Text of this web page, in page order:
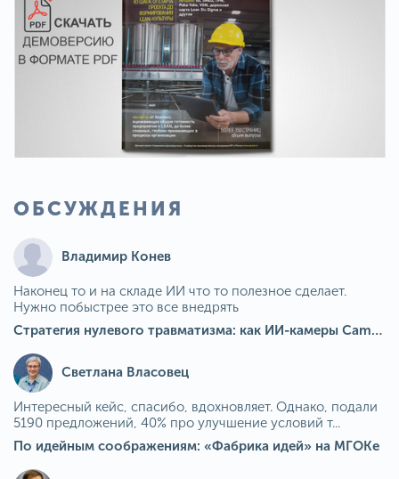
ОБСУЖДЕНИЯ
Владимир Конев
Наконец то и на складе ИИ что то полезное сделает.
Нужно побыстрее это все внедрять
Стратегия нулевого травматизма: как ИИ-камеры Camkord снижают риск наезда на пешехода при работе на погрузчике
Светлана Власовец
Интересный кейс, спасибо, вдохновляет. Однако, подали
5190 предложений, 40% про улучшение условий т...
По идейным соображениям: «Фабрика идей» на МГОКе